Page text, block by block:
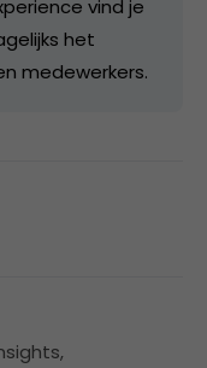
vind je
het
medewerkers.
,